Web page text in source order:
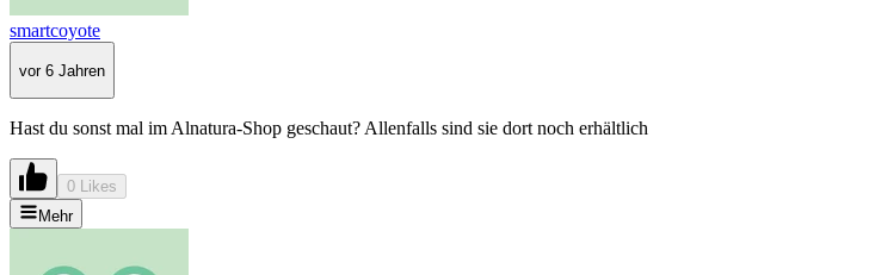
smartcoyote
vor 6 Jahren
Hast du sonst mal im Alnatura-Shop geschaut? Allenfalls sind sie dort noch erhältlich
0 Likes
Mehr